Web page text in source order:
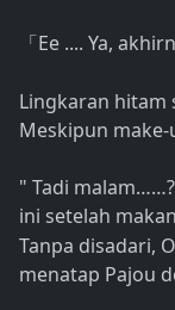
「 Ee .... Ya,
Lingkaran hitam
Meskipun make-
" Tadi
ini setelah
Tanpa disadari,
menatap Pajou